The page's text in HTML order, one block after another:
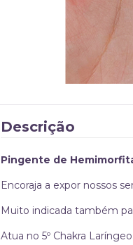
Descrição
Pingente de
Encoraja a expor nossos
Muito indicada também
Atua no 5º Chakra Laríngeo.